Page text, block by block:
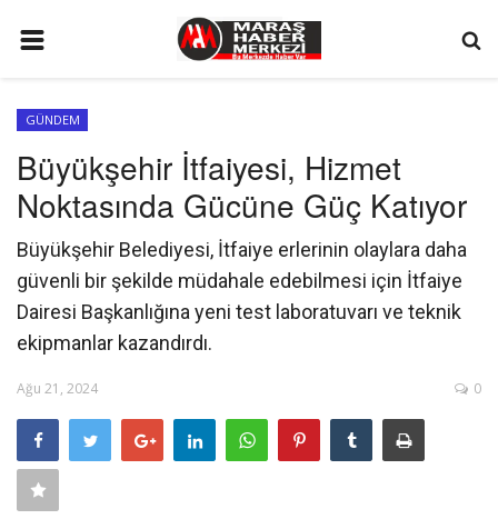
GÜNDEM
SİYASET
EKONOMİ
EĞİTİM
SPOR
İLETİŞİM
KÜNYE
FOTO GALERİ
KÜLTÜR SANAT
GÜNDEM
Büyükşehir İtfaiyesi, Hizmet
Noktasında Gücüne Güç Katıyor
Büyükşehir Belediyesi, İtfaiye erlerinin olaylara daha
güvenli bir şekilde müdahale edebilmesi için İtfaiye
Dairesi Başkanlığına yeni test laboratuvarı ve teknik
ekipmanlar kazandırdı.
Ağu 21, 2024 0